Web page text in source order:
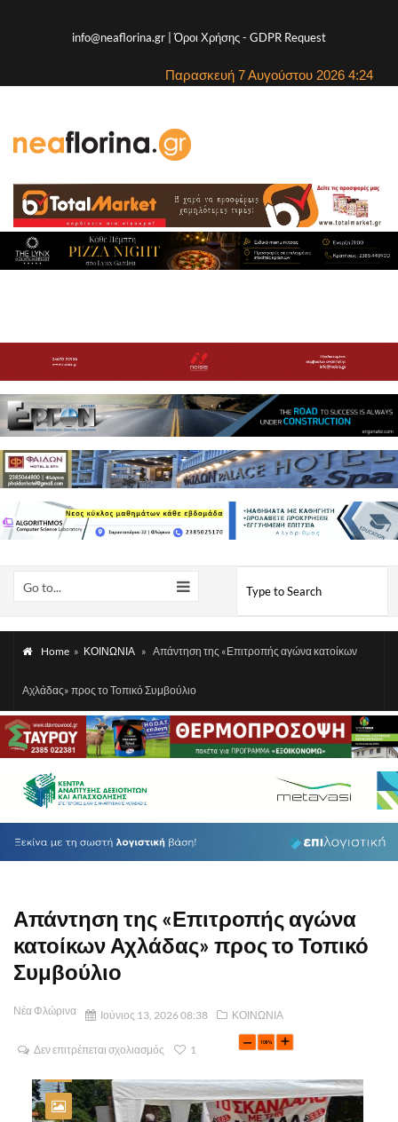
info@neaflorina.gr |Όροι Χρήσης- GDPR Request
Παρασκευή 7 Αυγούστου 2026 4:24
Go to...
Home » ΚΟΙΝΩΝΙΑ » Απάντηση της «Επιτροπής αγώνα κατοίκων
Αχλάδας» προς το Τοπικό Συμβούλιο
Απάντηση της «Επιτροπής αγώνα
κατοίκων Αχλάδας» προς το Τοπικό
Συμβούλιο
Νέα Φλώρινα Ιούνιος 13, 2026 08:38 ΚΟΙΝΩΝΙΑ
Δεν επιτρέπεται σχολιασμός 1